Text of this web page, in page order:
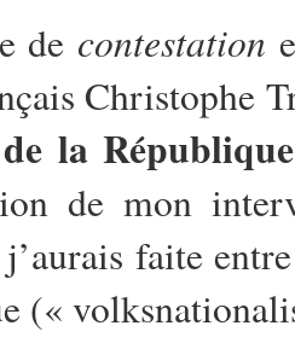
de contestation
Christophe
la République
de mon
faite
(«